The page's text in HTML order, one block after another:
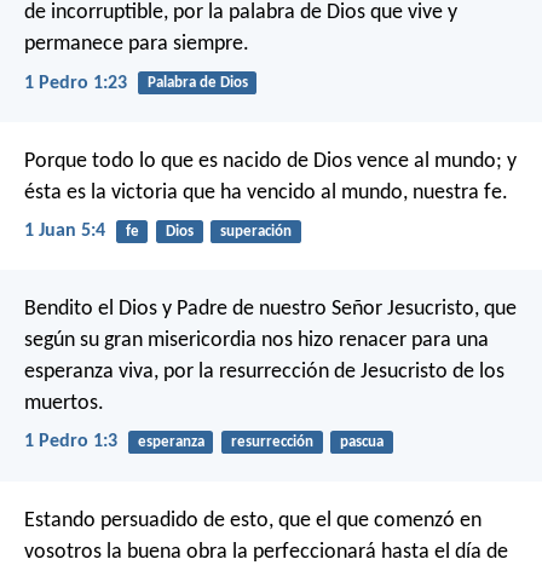
de incorruptible, por la palabra de Dios que vive y
permanece para siempre.
1 Pedro 1:23 Palabra de Dios
Porque todo lo que es nacido de Dios vence al mundo; y
ésta es la victoria que ha vencido al mundo, nuestra fe.
1 Juan 5:4 fe Dios superación
Bendito el Dios y Padre de nuestro Señor Jesucristo, que
según su gran misericordia nos hizo renacer para una
esperanza viva, por la resurrección de Jesucristo de los
muertos.
1 Pedro 1:3 esperanza resurrección pascua
Estando persuadido de esto, que el que comenzó en
vosotros la buena obra la perfeccionará hasta el día de